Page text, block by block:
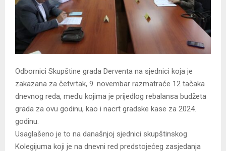
Odbornici Skupštine grada Derventa na sjednici koja je
zakazana za četvrtak, 9. novembar razmatraće 12 tačaka
dnevnog reda, među kojima je prijedlog rebalansa budžeta
grada za ovu godinu, kao i nacrt gradske kase za 2024.
godinu.
Usaglašeno je to na današnjoj sjednici skupštinskog
Kolegijuma koji je na dnevni red predstojećeg zasjedanja